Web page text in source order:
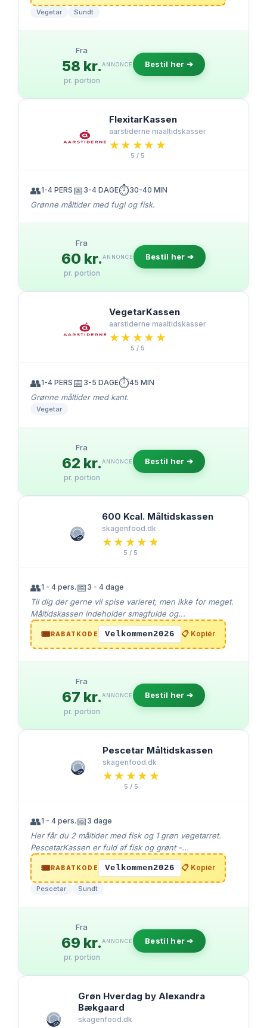
Vegetar Sundt
Fra
58 kr.
pr. portion
ANNONCE Bestil her ➔
FlexitarKassen
aarstiderne maaltidskasser
★★★★★
★★★★★
5 / 5
👥1-4 PERS 📅 3-4 DAGE⏱️30-40 MIN
Grønne måltider med fugl og fisk.
Fra
60 kr.
pr. portion
ANNONCE Bestil her ➔
VegetarKassen
aarstiderne maaltidskasser
★★★★★
★★★★★
5 / 5
👥1-4 PERS 📅 3-5 DAGE⏱️45 MIN
Grønne måltider med kant.
Vegetar
Fra
62 kr.
pr. portion
ANNONCE Bestil her ➔
600 Kcal. Måltidskassen
skagenfood.dk
★★★★★
★★★★★
5 / 5
👥1 - 4 pers. 📅 3 - 4 dage
Til dig der gerne vil spise varieret, men ikke for meget.
Måltidskassen indeholder smagfulde og...
🎟️RABATKODE Velkommen2026 📋 Kopiér
Fra
67 kr.
pr. portion
ANNONCE Bestil her ➔
Pescetar Måltidskassen
skagenfood.dk
★★★★★
★★★★★
5 / 5
👥1 - 4 pers. 📅 3 dage
Her får du 2 måltider med fisk og 1 grøn vegetarret.
PescetarKassen er fuld af fisk og grønt -...
🎟️RABATKODE Velkommen2026 📋 Kopiér
Pescetar Sundt
Fra
69 kr.
pr. portion
ANNONCE Bestil her ➔
Grøn Hverdag by Alexandra
Bækgaard
skagenfood.dk